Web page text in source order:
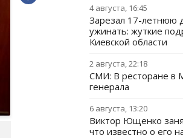
4 августа, 16:45
Зарезал 17-летнюю
ужинать: жуткие
Киевской области
2 августа, 22:18
СМИ: В ресторане в
генерала
6 августа, 13:20
Виктор Ющенко
что известно о его